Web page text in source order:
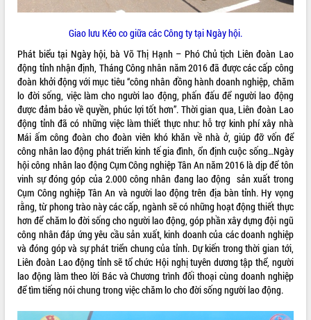
THỐNG KÊ TRUY CẬP
Hôm nay: 23345
Tất cả: 66036085
Giao lưu Kéo co giữa các Công ty tại Ngày hội.
Phát biểu tại Ngày hội, bà Võ Thị Hạnh – Phó Chủ tịch Liên đoàn Lao
động tỉnh nhận định, Tháng Công nhân năm 2016 đã được các cấp công
đoàn khởi động với mục tiêu “công nhân đồng hành doanh nghiệp, chăm
lo đời sống, việc làm cho người lao động, phấn đấu để người lao động
được đảm bảo về quyền, phúc lợi tốt hơn”. Thời gian qua, Liên đoàn Lao
động tỉnh đã có những việc làm thiết thực như: hỗ trợ kinh phí xây nhà
Mái ấm công đoàn cho đoàn viên khó khăn về nhà ở, giúp đỡ vốn để
công nhân lao động phát triển kinh tế gia đình, ổn định cuộc sống…Ngày
hội công nhân lao động Cụm Công nghiệp Tân An năm 2016 là dịp để tôn
vinh sự đóng góp của 2.000 công nhân đang lao động sản xuất trong
Cụm Công nghiệp Tân An và người lao động trên địa bàn tỉnh. Hy vọng
rằng, từ phong trào này các cấp, ngành sẽ có những hoạt động thiết thực
hơn để chăm lo đời sống cho người lao động, góp phần xây dựng đội ngũ
công nhân đáp ứng yêu cầu sản xuất, kinh doanh của các doanh nghiệp
và đóng góp và sự phát triển chung của tỉnh. Dự kiến trong thời gian tới,
Liên đoàn Lao động tỉnh sẽ tổ chức Hội nghị tuyên dương tập thể, người
lao động làm theo lời Bác và Chương trình đối thoại cùng doanh nghiệp
để tìm tiếng nói chung trong việc chăm lo cho đời sống người lao động.